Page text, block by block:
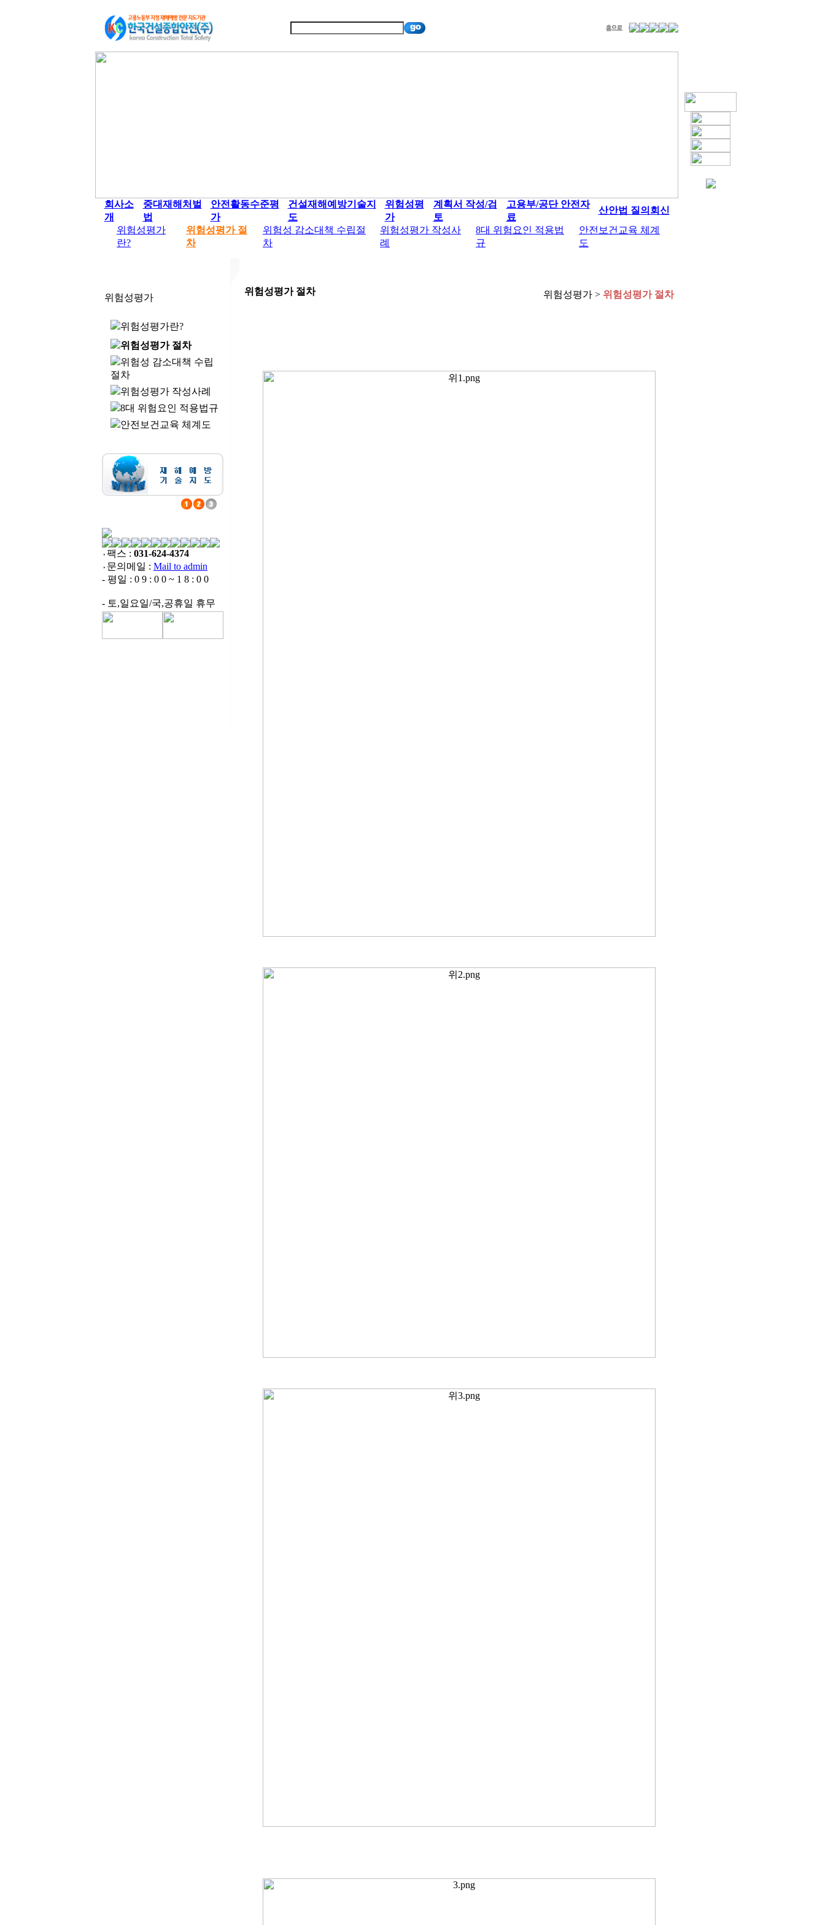
회사소
개
중대재해처벌
법
안전활동수준평
가
건설재해예방기술지
도
위험성평
가
계획서 작성/검
토
고용부/공단 안전자
료
산안법 질의회신
위험성평가
란?
위험성평가 절
차
위험성 감소대책 수립절
차
위험성평가 작성사
례
8대 위험요인 적용법
규
안전보건교육 체계
도
위험성평가
위험성평가란?
위험성평가 절차
위험성 감소대책 수립
절차
위험성평가 작성사례
8대 위험요인 적용법규
안전보건교육 체계도
팩스 : 031-624-4374
문의메일 : Mail to admin
- 평일 : 0 9 : 0 0 ~ 1 8 : 0 0
- 토,일요일/국,공휴일 휴무
위험성평가 절차 위험성평가 > 위험성평가 절차